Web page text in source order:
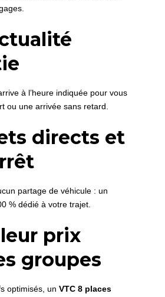
à l’heure indiquée pour vous
ou une arrivée sans retard.
directs et
partage de véhicule : un
% dédié à votre trajet.
prix
groupes
optimisés, un VTC 8 places